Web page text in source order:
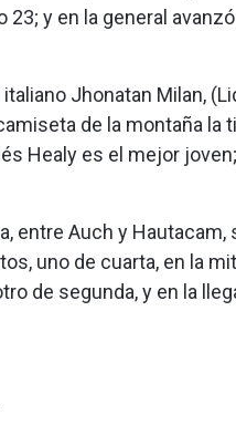
23; y en la general
Jhonatan Milan,
de la montaña la
Healy es el mejor
entre Auch y Hautacam,
uno de cuarta, en la
de segunda, y en la